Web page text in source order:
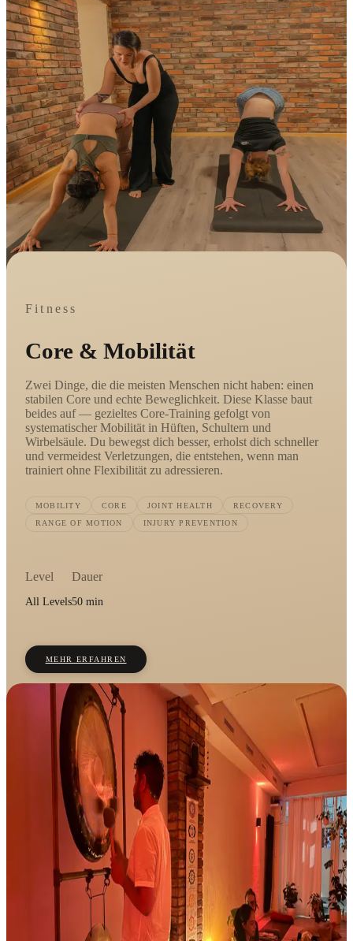
Fitness
Core & Mobilität
Zwei Dinge, die die meisten Menschen nicht haben: einen
stabilen Core und echte Beweglichkeit. Diese Klasse baut
beides auf — gezieltes Core-Training gefolgt von
systematischer Mobilität in Hüften, Schultern und
Wirbelsäule. Du bewegst dich besser, erholst dich schneller
und vermeidest Verletzungen, die entstehen, wenn man
trainiert ohne Flexibilität zu adressieren.
MOBILITY CORE JOINT HEALTH RECOVERY
RANGE OF MOTION INJURY PREVENTION
Level
All Levels
Dauer
50 min
MEHR ERFAHREN